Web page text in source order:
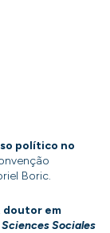
político no
Boric.
doutor em
Sciences Sociales